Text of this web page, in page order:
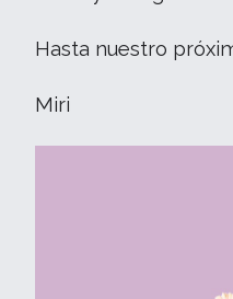
Hasta nuestro
Miri